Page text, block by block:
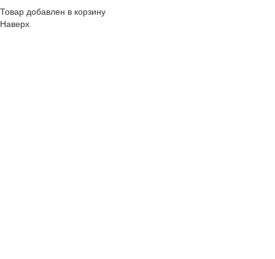
Товар добавлен в корзину
Наверх